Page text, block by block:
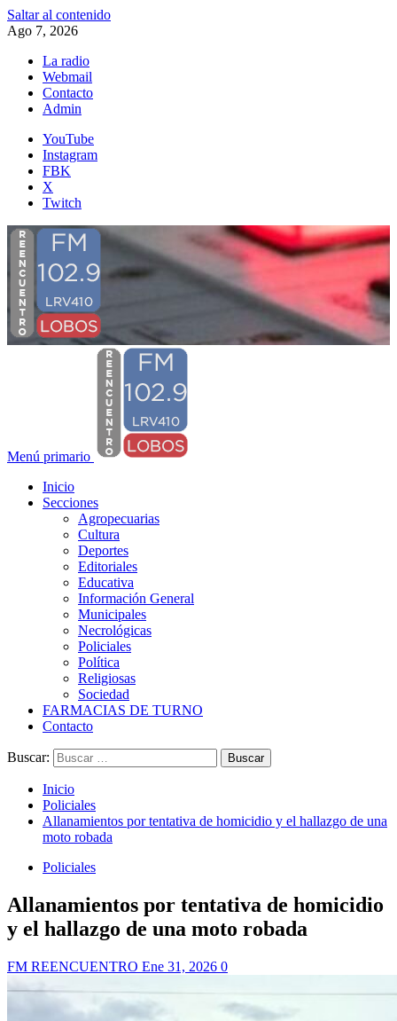
Saltar al contenido
Ago 7, 2026
La radio
Webmail
Contacto
Admin
YouTube
Instagram
FBK
X
Twitch
Menú primario
Inicio
Secciones
Agropecuarias
Cultura
Deportes
Editoriales
Educativa
Información General
Municipales
Necrológicas
Policiales
Política
Religiosas
Sociedad
FARMACIAS DE TURNO
Contacto
Buscar:
Inicio
Policiales
Allanamientos por tentativa de homicidio y el hallazgo de una
moto robada
Policiales
Allanamientos por tentativa de homicidio
y el hallazgo de una moto robada
FM REENCUENTRO Ene 31, 2026 0